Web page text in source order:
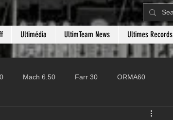
Ultimédia UltimTeam News Ultimes Records
Mach 6.50 Farr 30 ORMA60